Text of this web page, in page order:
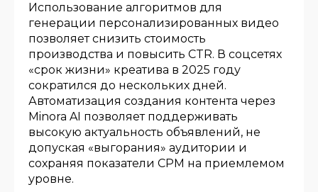
Использование алгоритмов для
генерации персонализированных видео
позволяет снизить стоимость
производства и повысить CTR. В соцсетях
«срок жизни» креатива в 2025 году
сократился до нескольких дней.
Автоматизация создания контента через
Minora AI позволяет поддерживать
высокую актуальность объявлений, не
допуская «выгорания» аудитории и
сохраняя показатели CPM на приемлемом
уровне.